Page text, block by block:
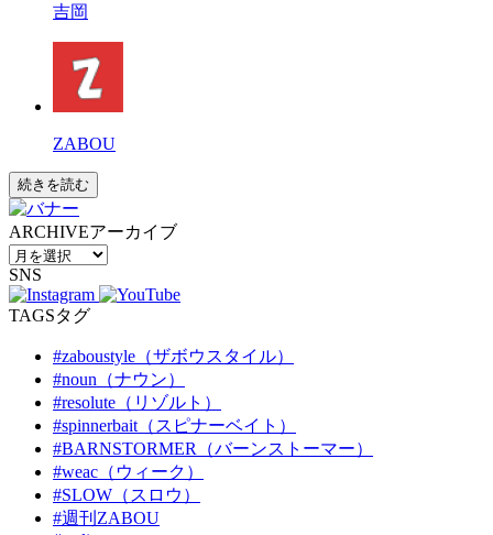
吉岡
ZABOU
続きを読む
ARCHIVEアーカイブ
SNS
TAGSタグ
#zaboustyle（ザボウスタイル）
#noun（ナウン）
#resolute（リゾルト）
#spinnerbait（スピナーベイト）
#BARNSTORMER（バーンストーマー）
#weac（ウィーク）
#SLOW（スロウ）
#週刊ZABOU